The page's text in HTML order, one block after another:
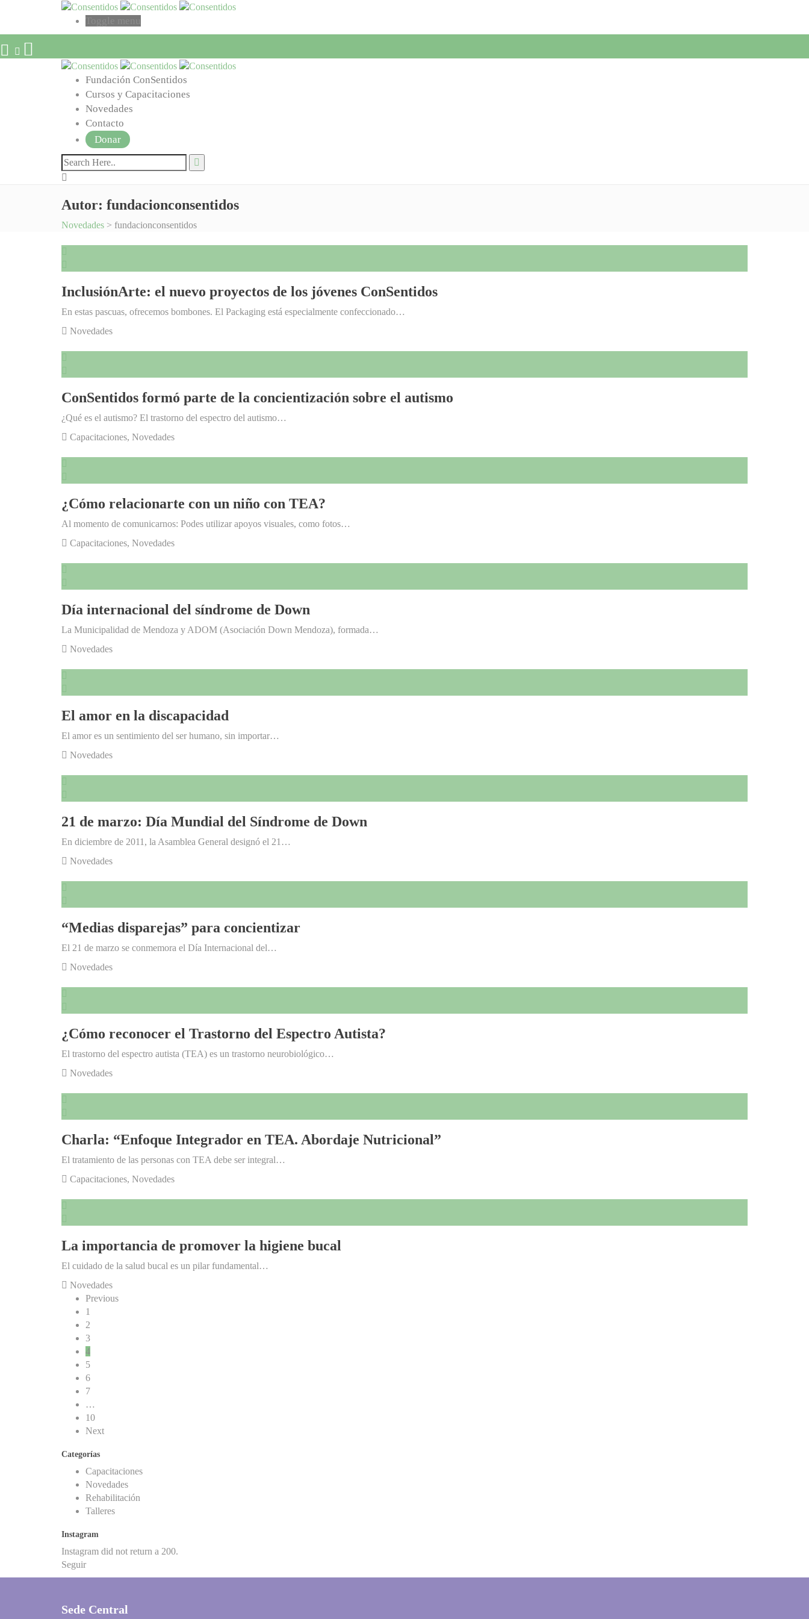
Fundación ConSentidos
Cursos y Capacitaciones
Novedades
Contacto
Donar
Autor: fundacionconsentidos
Novedades > fundacionconsentidos
InclusiónArte: el nuevo proyectos de los jóvenes ConSentidos
En estas pascuas, ofrecemos bombones. El Packaging está especialmente confeccionado…
Novedades
ConSentidos formó parte de la concientización sobre el autismo
¿Qué es el autismo? El trastorno del espectro del autismo…
Capacitaciones, Novedades
¿Cómo relacionarte con un niño con TEA?
Al momento de comunicarnos: Podes utilizar apoyos visuales, como fotos…
Capacitaciones, Novedades
Día internacional del síndrome de Down
La Municipalidad de Mendoza y ADOM (Asociación Down Mendoza), formada…
Novedades
El amor en la discapacidad
El amor es un sentimiento del ser humano, sin importar…
Novedades
21 de marzo: Día Mundial del Síndrome de Down
En diciembre de 2011, la Asamblea General designó el 21…
Novedades
“Medias disparejas” para concientizar
El 21 de marzo se conmemora el Día Internacional del…
Novedades
¿Cómo reconocer el Trastorno del Espectro Autista?
El trastorno del espectro autista (TEA) es un trastorno neurobiológico…
Novedades
Charla: “Enfoque Integrador en TEA. Abordaje Nutricional”
El tratamiento de las personas con TEA debe ser integral…
Capacitaciones, Novedades
La importancia de promover la higiene bucal
El cuidado de la salud bucal es un pilar fundamental…
Novedades
Previous
1
2
3
4
5
6
7
…
10
Next
Categorías
Capacitaciones
Novedades
Rehabilitación
Talleres
Instagram
Instagram did not return a 200.
Seguir
Sede Central